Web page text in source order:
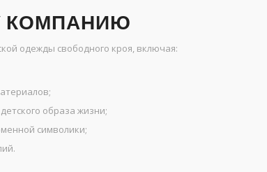
КОМПАНИЮ
одежды свободного кроя, включая:
образа жизни;
символики;